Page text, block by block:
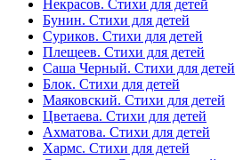
Некрасов. Стихи для детей
Бунин. Стихи для детей
Суриков. Стихи для детей
Плещеев. Стихи для детей
Саша Черный. Стихи для детей
Блок. Стихи для детей
Маяковский. Стихи для детей
Цветаева. Стихи для детей
Ахматова. Стихи для детей
Хармс. Стихи для детей